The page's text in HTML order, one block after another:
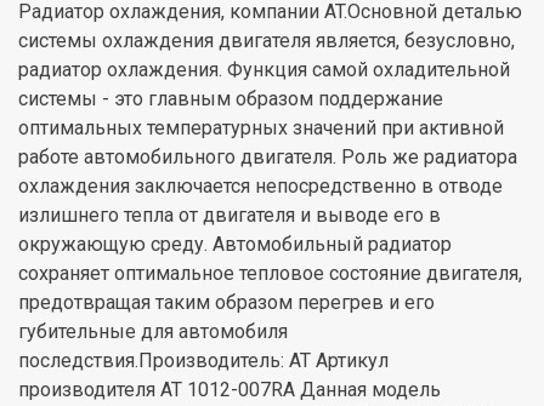
Радиатор охлаждения, компании AT.Основной деталью
системы охлаждения двигателя является, безусловно,
радиатор охлаждения. Функция самой охладительной
системы - это главным образом поддержание
оптимальных температурных значений при активной
работе автомобильного двигателя. Роль же радиатора
охлаждения заключается непосредственно в отводе
излишнего тепла от двигателя и выводе его в
окружающую среду. Автомобильный радиатор
сохраняет оптимальное тепловое состояние двигателя,
предотвращая таким образом перегрев и его
губительные для автомобиля
последствия.Производитель: AT Артикул
производителя AT 1012-007RA Данная модель